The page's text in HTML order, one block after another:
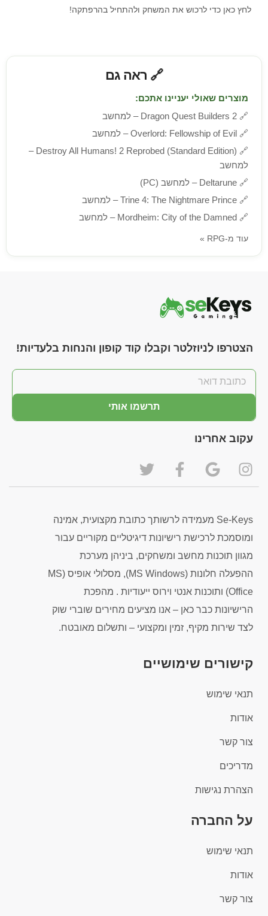
לחץ כאן כדי לרכוש את המשחק ולהתחיל בהרפתקה!
🔗 ראה גם
מוצרים שאולי יעניינו אתכם:
🔗 Dragon Quest Builders 2 – למחשב
🔗 Overlord: Fellowship of Evil – למחשב
🔗
Destroy All Humans! 2 Reprobed (Standard Edition) –
למחשב
🔗 Deltarune – למחשב (PC)
🔗 Trine 4: The Nightmare Prince – למחשב
🔗 Mordheim: City of the Damned – למחשב
עוד מ-RPG »
הצטרפו לניוזלטר וקבלו קוד קופון והנחות בלעדיות!
תרשמו אותי
עקוב אחרינו
Se-Keys מעמידה לרשותך כתובת מקצועית, אמינה
ומוסמכת לרכישת רישיונות דיגיטליים מקוריים עבור
מגוון תוכנות מחשב ומשחקים, ביניהן מערכת
ההפעלה חלונות (MS Windows), מסלולי אופיס (MS
Office) ותוכנות אנטי וירוס ייעודיות . מהפכת
הרישיונות כבר כאן – אנו מציעים מחירים שוברי שוק
לצד שירות מקיף, זמין ומקצועי – ותשלום מאובטח.
קישורים שימושיים
תנאי שימוש
אודות
צור קשר
מדריכים
הצהרת נגישות
על החברה
תנאי שימוש
אודות
צור קשר